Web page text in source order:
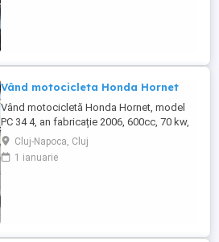
Vând motocicleta Honda Hornet
Vând motocicletă Honda Hornet, model
PC 34 4, an fabricație 2006, 600cc, 70 kw,
98 cp, inspecție tehnică valabilă până în
august 2027 . Preț 1900 euro
Cluj-Napoca, Cluj
1 ianuarie